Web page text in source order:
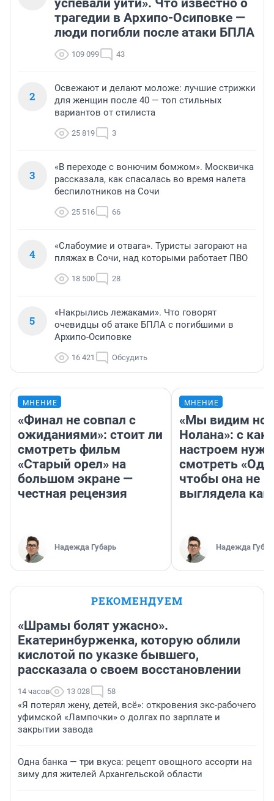
трагедии в Архипо-Осиповке —
люди погибли после атаки БПЛА
109 099 43
2
Освежают и делают моложе: лучшие стрижки
для женщин после 40 — топ стильных
вариантов от стилиста
25 819 3
3
«В переходе с вонючим бомжом». Москвичка
рассказала, как спасалась во время налета
беспилотников на Сочи
25 516 66
4
«Слабоумие и отвага». Туристы загорают на
пляжах в Сочи, над которыми работает ПВО
18 500 28
5
«Накрылись лежаками». Что говорят
очевидцы об атаке БПЛА с погибшими в
Архипо-Осиповке
16 421 Обсудить
МНЕНИЕ
«Финал не совпал с
ожиданиями»: стоит ли
смотреть фильм
«Старый орел» на
большом экране —
честная рецензия
Надежда Губарь
МНЕНИЕ
«Мы видим
Нолана»: с
настроем
смотреть
чтобы она не
выглядела как
Надежда
РЕКОМЕНДУЕМ
«Шрамы болят ужасно».
Екатеринбурженка, которую облили
кислотой по указке бывшего,
рассказала о своем восстановлении
14 часов 13 028 58
«Я потерял жену, детей, всё»: откровения экс-рабочего
уфимской «Лампочки» о долгах по зарплате и
закрытии завода
Одна банка — три вкуса: рецепт овощного ассорти на
зиму для жителей Архангельской области